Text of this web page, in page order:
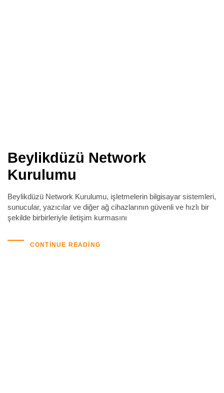
Beylikdüzü Network
Kurulumu
Beylikdüzü Network Kurulumu, işletmelerin bilgisayar sistemleri,
sunucular, yazıcılar ve diğer ağ cihazlarının güvenli ve hızlı bir
şekilde birbirleriyle iletişim kurmasını
CONTINUE READING